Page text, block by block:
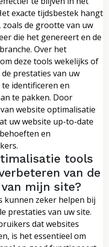
exacte tijdsbestek hangt
de grootte van uw
die het genereert en de
Over het
deze tools wekelijks of
prestaties van uw
identificeren en
te pakken. Door
website optimalisatie
uw website up-to-date
en
tools
van de
mijn site?
kunnen zeker helpen bij
prestaties van uw site.
dat websites
is het essentieel om